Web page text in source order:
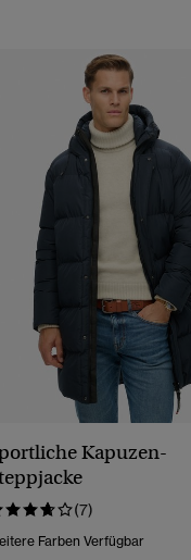
Kapuzen-
(7)
Farben Verfügbar